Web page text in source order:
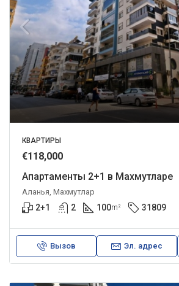
КВАРТИРЫ
€118,000
Апартаменты 2+1 в Махмутларе
Аланья, Махмутлар
2+1 2 100m² 31809
Вызов Эл. адрес